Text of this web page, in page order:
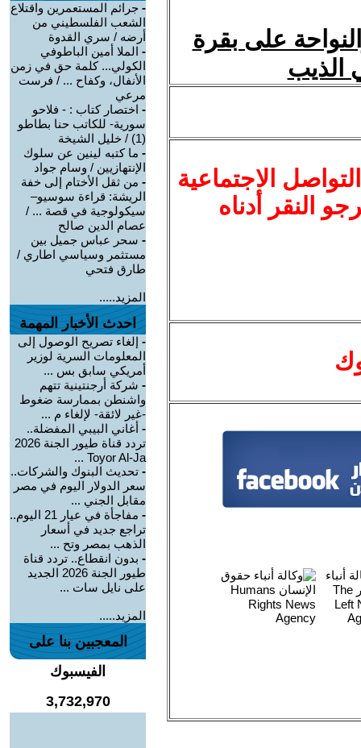
على بقرة
الذيب
الاجتماعية
النقر أدناه
- جرائم المستعمرين واقتلاع
الشعب الفلسطيني من
أرضه / سري القدوة
- الملا أمين الباطوفي
الكولي... كلمة حق في زمن
الأنفال، وكفاح ... / فرست
مرعي
- اختصار كتاب : - فلاحو
سورية- للكاتب حنا بطاطو
(1) / خليل الشيخة
- ما كتبه لينين عن سلوك
الإنتهازيين / وسام جواد
- من ثقل الأختام إلى خفة
الريشة: قراءة سوسيو–
سيكولوجية في قصة ... /
عصام الدين صالح
- سحر عباس جميل بين
مستثمر وسياسي اطاري /
طارق فتحي
المزيد.....
احدث الأخبار المهمة
- إلغاء تصريح الوصول إلى
المعلومات السرية لوزير
أمريكي سابق بس ...
- شركة أرجنتينية تتهم
واشنطن بممارسة ضغوط
-غير لائقة- لإلغاء م ...
- أغاني البيبي المفضلة..
تردد قناة طيور الجنة 2026
Toyor Al-Ja ...
- تحديث البنوك والشركات..
سعر الدولار اليوم في مصر
مقابل الجني ...
-
مفاجأة في عيار 21 اليوم..
تراجع جديد في أسعار
الذهب بمصر وتح ...
- بدون انقطاع.. تردد قناة
طيور الجنة 2026 الجديد
على نايل سات ...
المزيد.....
المعجبين بنا على
الفيسبوك
3,732,970